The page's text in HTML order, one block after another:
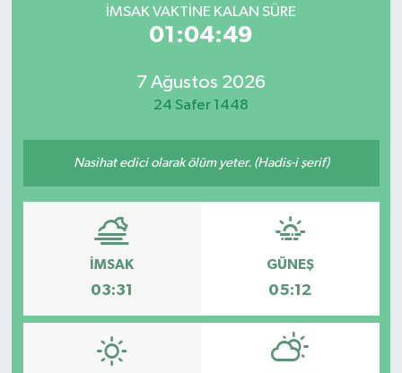
İMSAK VAKTINE KALAN SÜRE
01:04:49
7 Ağustos 2026
24 Safer 1448
Nasihat edici olarak ölüm yeter. (Hadis-i şerif)
İMSAK
03:31
GÜNEŞ
05:12
Son Dakika Haberleri